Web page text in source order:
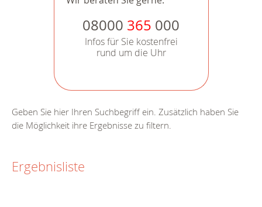
08000 365 000
Infos für Sie kostenfrei
rund um die Uhr
Geben Sie hier Ihren Suchbegriff ein. Zusätzlich haben Sie
die Möglichkeit ihre Ergebnisse zu filtern.
Ergebnisliste